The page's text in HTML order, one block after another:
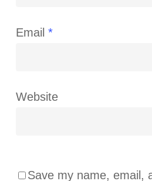
Email *
Website
Save my name, email,